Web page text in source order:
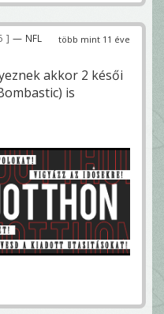
több mint 11 éve
— NFL
akkor 2 késői
is